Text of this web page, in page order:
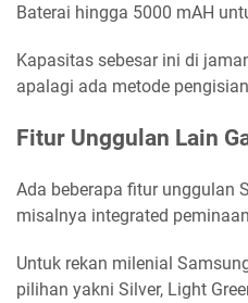
Baterai hingga 5000 mAH
Kapasitas sebesar ini di
apalagi ada metode
Fitur Unggulan Lain
Ada beberapa fitur unggulan
misalnya integrated
Untuk rekan milenial
pilihan yakni Silver, Light